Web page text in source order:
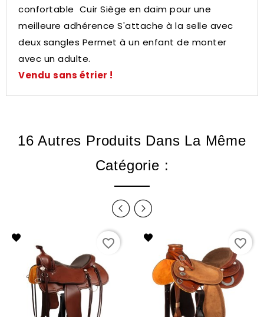
confortable Cuir Siège en daim pour une
meilleure adhérence S'attache à la selle avec
deux sangles Permet à un enfant de monter
avec un adulte.
Vendu sans étrier !
16 Autres Produits Dans La Même
Catégorie :
favorite_border favorite_border